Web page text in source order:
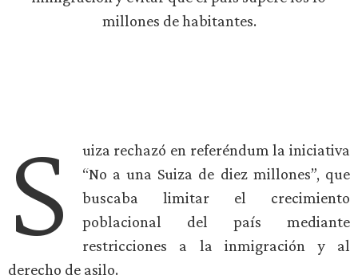
millones de habitantes.
S
uiza rechazó en referéndum la iniciativa
“No a una Suiza de diez millones”, que
buscaba limitar el crecimiento
poblacional del país mediante
restricciones a la inmigración y al
derecho de asilo.